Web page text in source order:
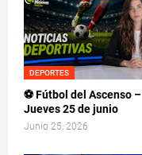
DEPORTES
⚽ Fútbol del Ascenso –
Jueves 25 de junio
Junio 25, 2026